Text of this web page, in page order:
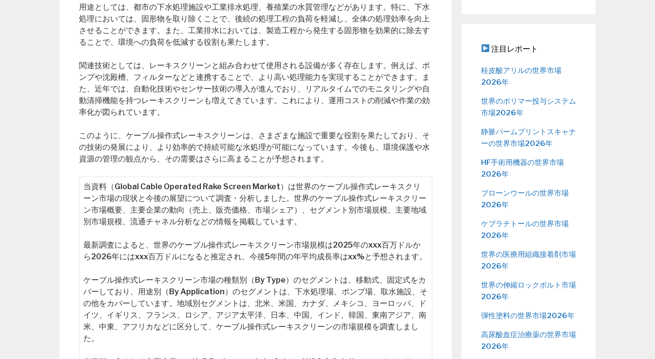
用途としては、都市の下水処理施設や工業排水処理、養殖業の水質管理などがあります。特に、下水
処理においては、固形物を取り除くことで、後続の処理工程の負荷を軽減し、全体の処理効率を向上
させることができます。また、工業排水においては、製造工程から発生する固形物を効果的に除去す
ることで、環境への負荷を低減する役割も果たします。
関連技術としては、レーキスクリーンと組み合わせて使用される設備が多く存在します。例えば、ポ
ンプや沈殿槽、フィルターなどと連携することで、より高い処理能力を実現することができます。ま
た、近年では、自動化技術やセンサー技術の導入が進んでおり、リアルタイムでのモニタリングや自
動清掃機能を持つレーキスクリーンも増えてきています。これにより、運用コストの削減や作業の効
率化が図られています。
このように、ケーブル操作式レーキスクリーンは、さまざまな施設で重要な役割を果たしており、そ
の技術の発展により、より効率的で持続可能な水処理が可能になっています。今後も、環境保護や水
資源の管理の観点から、その需要はさらに高まることが予想されます。
当資料（Global Cable Operated Rake Screen Market）は世界のケーブル操作式レーキスクリ
ーン市場の現状と今後の展望について調査・分析しました。世界のケーブル操作式レーキスクリー
ン市場概要、主要企業の動向（売上、販売価格、市場シェア）、セグメント別市場規模、主要地域
別市場規模、流通チャネル分析などの情報を掲載しています。
最新調査によると、世界のケーブル操作式レーキスクリーン市場規模は2025年のxxx百万ドルか
ら2026年にはxxx百万ドルになると推定され、今後5年間の年平均成長率はxx%と予想されます。
ケーブル操作式レーキスクリーン市場の種類別（By Type）のセグメントは、移動式、固定式をカ
バーしており、用途別（By Application）のセグメントは、下水処理場、ポンプ場、取水施設、そ
の他をカバーしています。地域別セグメントは、北米、米国、カナダ、メキシコ、ヨーロッパ、ド
イツ、イギリス、フランス、ロシア、アジア太平洋、日本、中国、インド、韓国、東南アジア、南
米、中東、アフリカなどに区分して、ケーブル操作式レーキスクリーンの市場規模を調査しまし
た。
注目レポート
桂皮酸アリルの世界市場
2026年
世界のポリマー投与システム
市場2026年
静脈パームプリントスキャナ
ーの世界市場2026年
HF手術用機器の世界市場
2026年
ブローンウールの世界市場
2026年
ケブラチトールの世界市場
2026年
世界の医療用組織接着剤市場
2026年
世界の伸縮ロックボルト市場
2026年
弾性塗料の世界市場2026年
高尿酸血症治療薬の世界市場
2026年